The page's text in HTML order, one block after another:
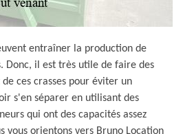
entraîner la production de
Donc, il est très utile de faire des
ces crasses pour éviter un
s'en séparer en utilisant des
qui ont des capacités assez
vous orientons vers Bruno Location